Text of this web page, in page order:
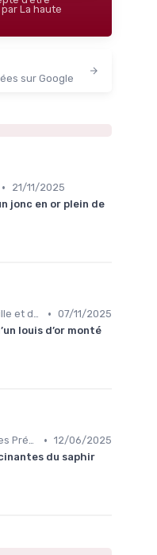
La haute
sur Google
•
21/11/2025
jonc en or plein de
Techniques de Taille et de Sertissage • 07/11/2025
louis d’or monté
Diamants et Pierres Précieuses • 12/06/2025
du saphir